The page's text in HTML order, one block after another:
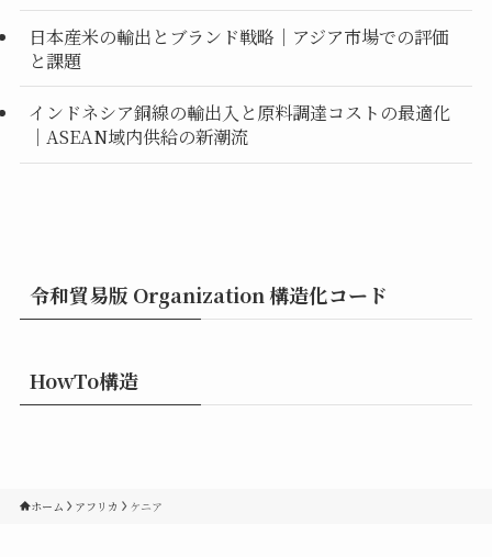
日本産米の輸出とブランド戦略｜アジア市場での評価
と課題
インドネシア銅線の輸出入と原料調達コストの最適化
｜ASEAN域内供給の新潮流
令和貿易版 Organization 構造化コード
HowTo構造
ホーム アフリカ ケニア